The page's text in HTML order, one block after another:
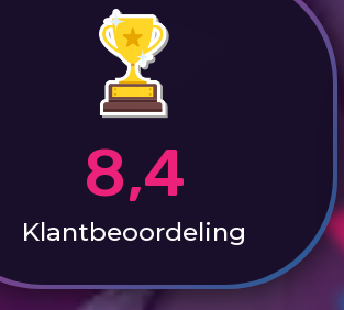
8,4
Klantbeoordeling